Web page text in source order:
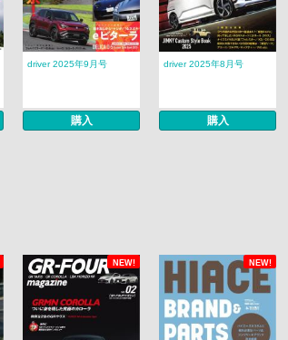
driver 2025年9月号
購入
driver 2025年8月号
購入
NEW! NEW!